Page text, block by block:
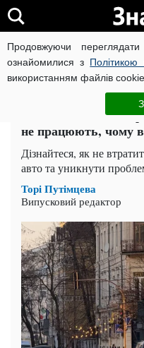
Продовжуючи
ознайомилися з Політикою
використанням файлів cookie.
ВІЙНА РОСІЇ ПРОТИ
Шок для водіїв:
не працюють, чому
Дізнайтеся, як не
авто та уникнути
Торі Путімцева
Випусковий редактор